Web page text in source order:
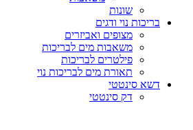
שונות
בריכות נוי ודגים
מצופים ואביזרים
משאבות מים לבריכות
פילטרים לבריכות
תאורת מים לבריכות נוי
דשא סינטטי
דק סינטטי